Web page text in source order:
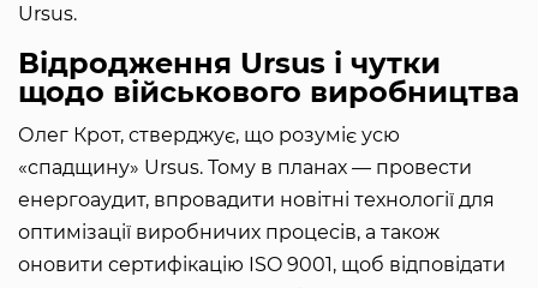
Ursus.
Відродження Ursus і чутки
щодо військового виробництва
Олег Крот, стверджує, що розуміє усю
«спадщину» Ursus. Тому в планах — провести
енергоаудит, впровадити новітні технології для
оптимізації виробничих процесів, а також
оновити сертифікацію ISO 9001, щоб відповідати